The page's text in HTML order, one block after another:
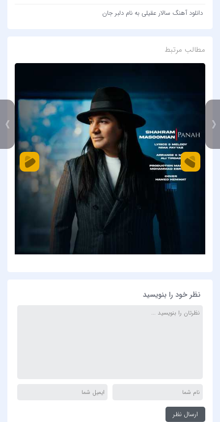
دانلود آهنگ سالار عقیلی به نام دلبر جان
مطالب مرتبط
نظر خود را بنویسید
》